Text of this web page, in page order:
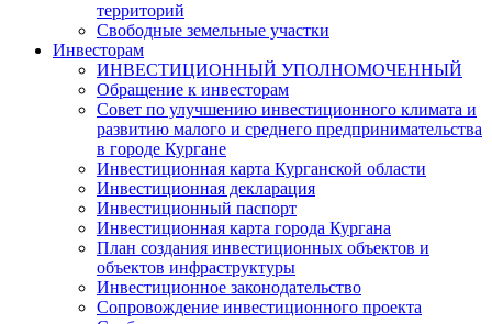
территорий
Свободные земельные участки
Инвесторам
ИНВЕСТИЦИОННЫЙ УПОЛНОМОЧЕННЫЙ
Обращение к инвесторам
Совет по улучшению инвестиционного климата и
развитию малого и среднего предпринимательства
в городе Кургане
Инвестиционная карта Курганской области
Инвестиционная декларация
Инвестиционный паспорт
Инвестиционная карта города Кургана
План создания инвестиционных объектов и
объектов инфраструктуры
Инвестиционное законодательство
Сопровождение инвестиционного проекта